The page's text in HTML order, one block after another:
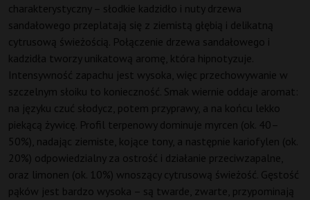
charakterystyczny – słodkie kadzidło i nuty drzewa
sandałowego przeplatają się z ziemistą głębią i delikatną
cytrusową świeżością. Połączenie drzewa sandałowego i
kadzidła tworzy unikatową aromę, która hipnotyzuje.
Intensywność zapachu jest wysoka, więc przechowywanie w
szczelnym słoiku to konieczność. Smak wiernie oddaje aromat:
na języku czuć słodycz, potem przyprawy, a na końcu lekko
piekącą żywicę. Profil terpenowy dominuje myrcen (ok. 40–
50%), nadając ziemiste, kojące tony, a następnie kariofylen (ok.
20%) odpowiedzialny za ostrość i działanie przeciwzapalne,
oraz limonen (ok. 10%) wnoszący cytrusową świeżość. Gęstość
pąków jest bardzo wysoka – są twarde, zwarte, przypominają